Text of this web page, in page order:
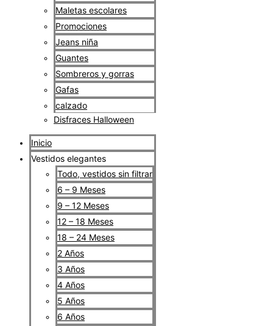
Maletas escolares
Promociones
Jeans niña
Guantes
Sombreros y gorras
Gafas
calzado
Disfraces Halloween
Inicio
Vestidos elegantes
Todo, vestidos sin filtrar
6 – 9 Meses
9 – 12 Meses
12 – 18 Meses
18 – 24 Meses
2 Años
3 Años
4 Años
5 Años
6 Años